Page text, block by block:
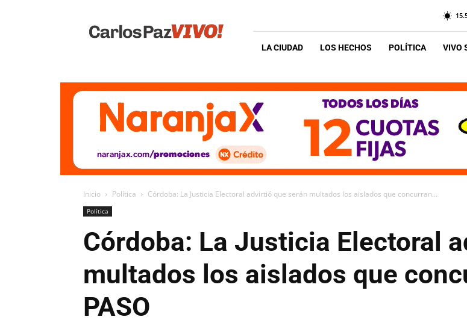
Vivo
LA CIUDAD LOS HECHOS POLÍTICA VIVO
Inicio Política Córdoba: La Justicia Electoral advirtió que serán multados los aislados que concurran...
Política
Córdoba: La Justicia Electoral
multados los aislados que
PASO